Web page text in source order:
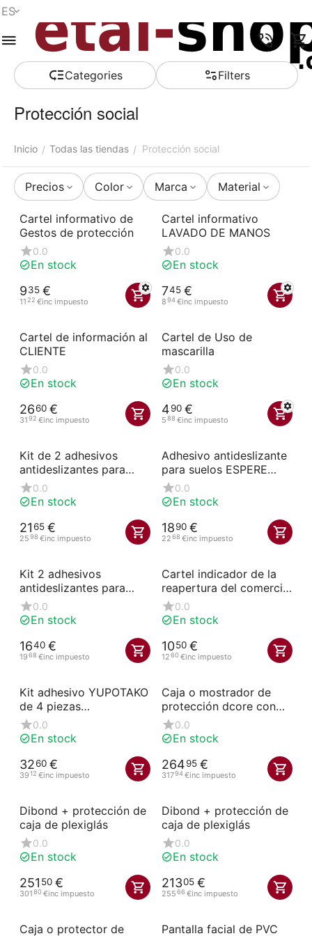
ES
Сategories Filters
Protección social
Inicio / Todas las tiendas / Protección social
Precios Color Marca Material
Cartel informativo de
Gestos de protección
0.0
En stock
935 €
11 22 €inc impuesto
Cartel informativo
LAVADO DE MANOS
0.0
En stock
745 €
894€inc impuesto
Cartel de información al
CLIENTE
0.0
En stock
2660 €
3192 €inc impuesto
Cartel de Uso de
mascarilla
0.0
En stock
490 €
588 €inc impuesto
Kit de 2 adhesivos
antideslizantes para
suelos Flecha
0.0
En stock
2165 €
2598 €inc impuesto
Adhesivo antideslizante
para suelos ESPERE
AQUÍ
0.0
En stock
1890 €
2268 €inc impuesto
Kit 2 adhesivos
antideslizantes para
suelos DISTANCIAS DE
RESPETO
0.0
En stock
1640 €
1968 €inc impuesto
Cartel indicador de la
reapertura del comercio
rígido
0.0
En stock
1050 €
1260€inc impuesto
Kit adhesivo YUPOTAKO
de 4 piezas
(entrada/salida/sin
entradax2)
0.0
En stock
3260 €
3912 €inc impuesto
Caja o mostrador de
protección dcore con
apertura
0.0
En stock
26495 €
31794€inc impuesto
Dibond + protección de
caja de plexiglás
0.0
En stock
251 50 €
30180€inc impuesto
Dibond + protección de
caja de plexiglás
0.0
En stock
21305 €
25566 €inc impuesto
Caja o protector de
Pantalla facial de PVC
Menú Buscar Carro de la
compra
Lista de la
compra
Comparar Account